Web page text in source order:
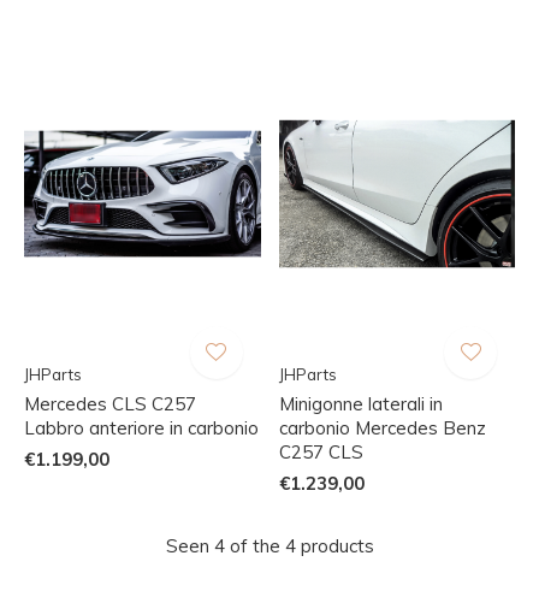
JHParts
Mercedes CLS C257
Labbro anteriore in carbonio
€1.199,00
JHParts
Minigonne laterali in
carbonio Mercedes Benz
C257 CLS
€1.239,00
Seen 4 of the 4 products